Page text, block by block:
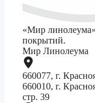
«Мир
покрытий.
Мир Линолеума
660077, г.
660010, г.
стр. 39